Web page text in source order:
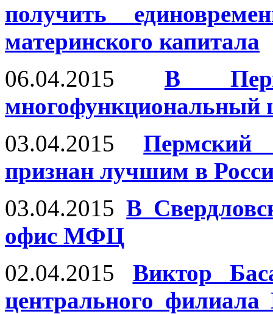
получить
материнского капитала
06.04.2015
В
многофункциональный
03.04.2015
признан лучшим в
03.04.2015 В
офис МФЦ
02.04.2015
Виктор
центрального